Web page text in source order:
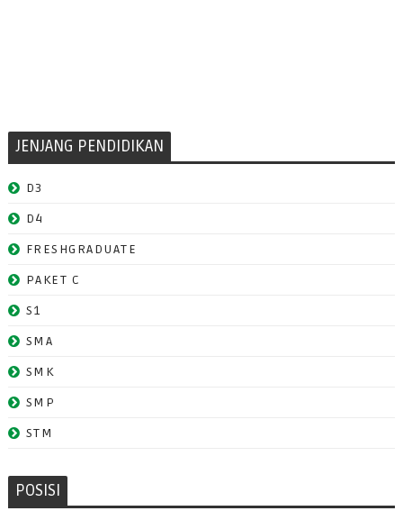
JENJANG PENDIDIKAN
D3
D4
FRESHGRADUATE
PAKET C
S1
SMA
SMK
SMP
STM
POSISI